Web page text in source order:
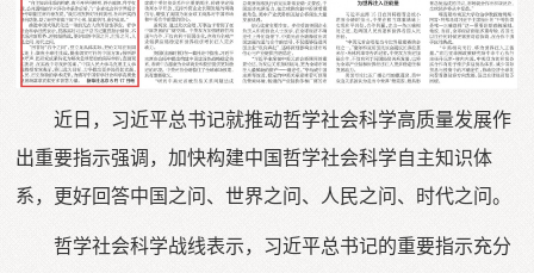
近日，习近平总书记就推动哲学社会科学高质量发展作
出重要指示强调，加快构建中国哲学社会科学自主知识体
系，更好回答中国之问、世界之问、人民之问、时代之问。
哲学社会科学战线表示，习近平总书记的重要指示充分